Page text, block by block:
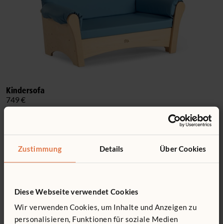
Zustimmung Details Über Cookies
Diese Webseite verwendet Cookies
Wir verwenden Cookies, um Inhalte und Anzeigen zu
personalisieren, Funktionen für soziale Medien
Kindersofa
749 €